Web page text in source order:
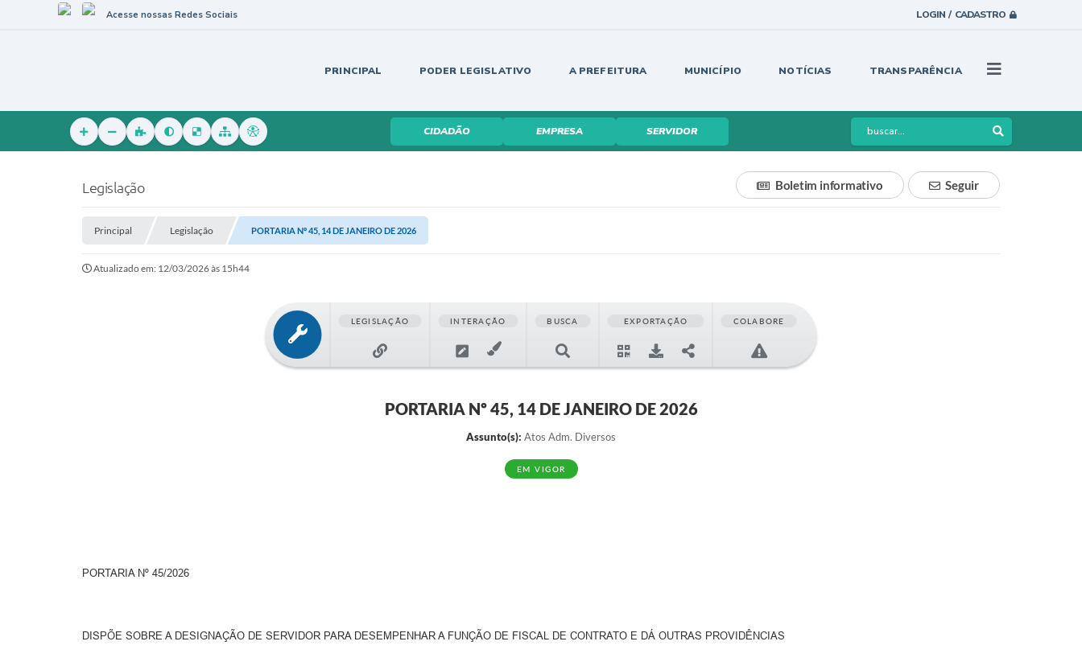
LOGIN / CADASTRO
Acesse nossas Redes Sociais
PRINCIPAL PODER LEGISLATIVO A PREFEITURA MUNICÍPIO NOTÍCIAS TRANSPARÊNCIA
CIDADÃO EMPRESA SERVIDOR
Legislação Seguir
Boletim informativo
Principal Legislação PORTARIA Nº 45, 14 DE JANEIRO DE 2026
Atualizado em: 12/03/2026 às 15h44
LEGISLAÇÃO INTERAÇÃO BUSCA EXPORTAÇÃO COLABORE
PORTARIA Nº 45, 14 DE JANEIRO DE 2026
Assunto(s): Atos Adm. Diversos
EM VIGOR
PORTARIA Nº 45/2026
DISPÕE SOBRE A DESIGNAÇÃO DE SERVIDOR PARA DESEMPENHAR A FUNÇÃO DE FISCAL DE CONTRATO E DÁ OUTRAS PROVIDÊNCIAS